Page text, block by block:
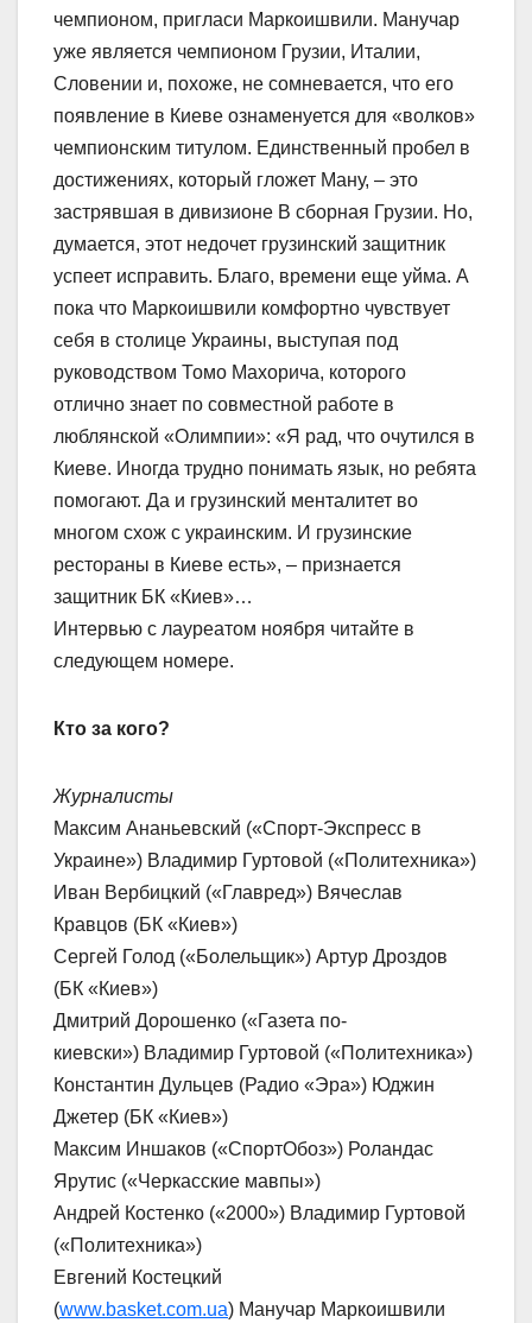
чемпионом, пригласи Маркоишвили. Манучар
уже является чемпионом Грузии, Италии,
Словении и, похоже, не сомневается, что его
появление в Киеве ознаменуется для «волков»
чемпионским титулом. Единственный пробел в
достижениях, который гложет Ману, – это
застрявшая в дивизионе В сборная Грузии. Но,
думается, этот недочет грузинский защитник
успеет исправить. Благо, времени еще уйма. А
пока что Маркоишвили комфортно чувствует
себя в столице Украины, выступая под
руководством Томо Махорича, которого
отлично знает по совместной работе в
люблянской «Олимпии»: «Я рад, что очутился в
Киеве. Иногда трудно понимать язык, но ребята
помогают. Да и грузинский менталитет во
многом схож с украинским. И грузинские
рестораны в Киеве есть», – признается
защитник БК «Киев»…
Интервью с лауреатом ноября читайте в
следующем номере.
Кто за кого?
Журналисты
Максим Ананьевский («Спорт-Экспресс в
Украине») Владимир Гуртовой («Политехника»)
Иван Вербицкий («Главред») Вячеслав
Кравцов (БК «Киев»)
Сергей Голод («Болельщик») Артур Дроздов
(БК «Киев»)
Дмитрий Дорошенко («Газета по-
киевски») Владимир Гуртовой («Политехника»)
Константин Дульцев (Радио «Эра») Юджин
Джетер (БК «Киев»)
Максим Иншаков («СпортОбоз») Роландас
Ярутис («Черкасские мавпы»)
Андрей Костенко («2000») Владимир Гуртовой
(«Политехника»)
Евгений Костецкий
(www.basket.com.ua) Манучар Маркоишвили